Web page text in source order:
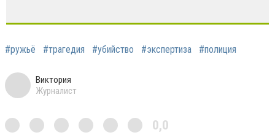
#ружьё #трагедия #убийство #экспертиза #полиция
Виктория
Журналист
0,0